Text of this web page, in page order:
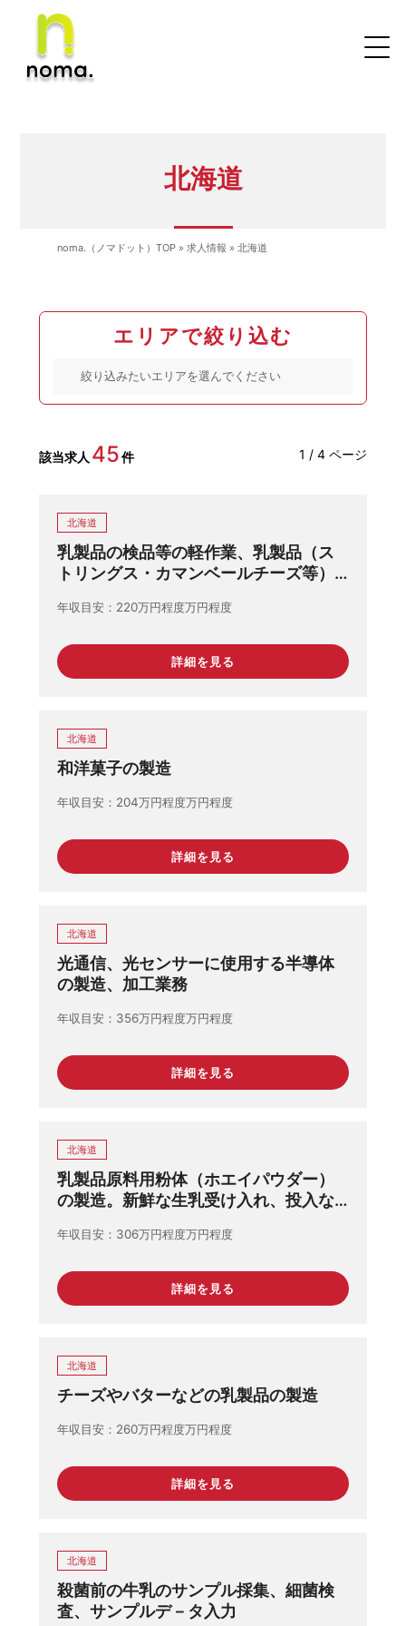
北海道
noma.（ノマドット）TOP» 求人情報 » 北海道
エリアで絞り込む
該当求人 45件 1 / 4 ページ
北海道
乳製品の検品等の軽作業、乳製品（ス
トリングス・カマンベールチーズ等）
年収目安 220万円程度万円程度
詳細を見る
北海道
和洋菓子の製造
年収目安 204万円程度万円程度
詳細を見る
北海道
光通信、光センサーに使用する半導体
の製造、加工業務
年収目安 356万円程度万円程度
詳細を見る
北海道
乳製品原料用粉体（ホエイパウダー）
の製造。新鮮な生乳受け入れ、投入な
年収目安 306万円程度万円程度
詳細を見る
北海道
チーズやバターなどの乳製品の製造
年収目安 260万円程度万円程度
詳細を見る
北海道
殺菌前の牛乳のサンプル採集、細菌検
査、サンプルデ－タ入力